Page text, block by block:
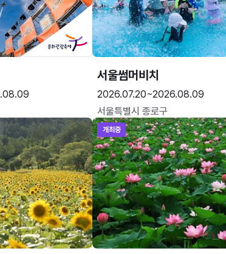
서울썸머비치
2026.07.20~2026.08.09
서울특별시 종로구
개최중